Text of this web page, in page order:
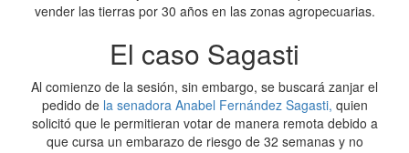
vender las tierras por 30 años en las zonas agropecuarias.
El caso Sagasti
Al comienzo de la sesión, sin embargo, se buscará zanjar el
pedido de la senadora Anabel Fernández Sagasti, quien
solicitó que le permitieran votar de manera remota debido a
que cursa un embarazo de riesgo de 32 semanas y no